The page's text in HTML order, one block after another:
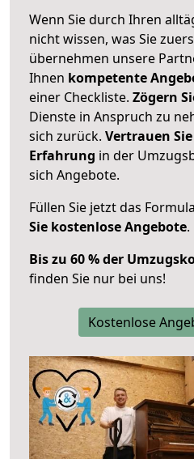
Wenn Sie durch Ihren
nicht wissen, was Sie
übernehmen unsere
Ihnen kompetente
einer Checkliste. Zögern
Dienste in Anspruch zu
sich zurück. Vertrauen
Erfahrung in der
sich Angebote.
Füllen Sie jetzt das
Sie kostenlose Angebote.
Bis zu 60 % der
finden Sie nur bei uns!
Kostenlose